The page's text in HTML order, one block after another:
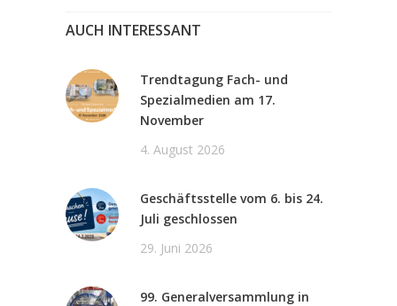
AUCH INTERESSANT
Trendtagung Fach- und
Spezialmedien am 17.
November
4. August 2026
Geschäftsstelle vom 6. bis 24.
Juli geschlossen
29. Juni 2026
99. Generalversammlung in